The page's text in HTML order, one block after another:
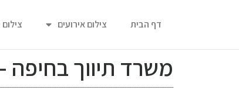
דף הבית צילום אירועים
משרד תיווך בחיפה